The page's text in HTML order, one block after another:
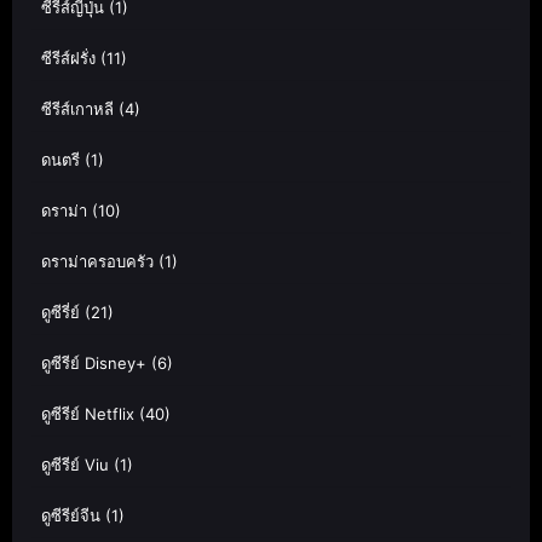
ซีรีส์ญี่ปุ่น (1)
ซีรีส์ฝรั่ง (11)
ซีรีส์เกาหลี (4)
ดนตรี (1)
ดราม่า (10)
ดราม่าครอบครัว (1)
ดูซีรี่ย์ (21)
ดูซีรีย์ Disney+ (6)
ดูซีรีย์ Netflix (40)
ดูซีรีย์ Viu (1)
ดูซีรีย์จีน (1)